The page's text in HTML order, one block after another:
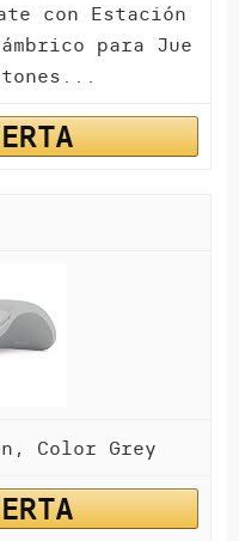
con Estación
para Jue
Color Grey